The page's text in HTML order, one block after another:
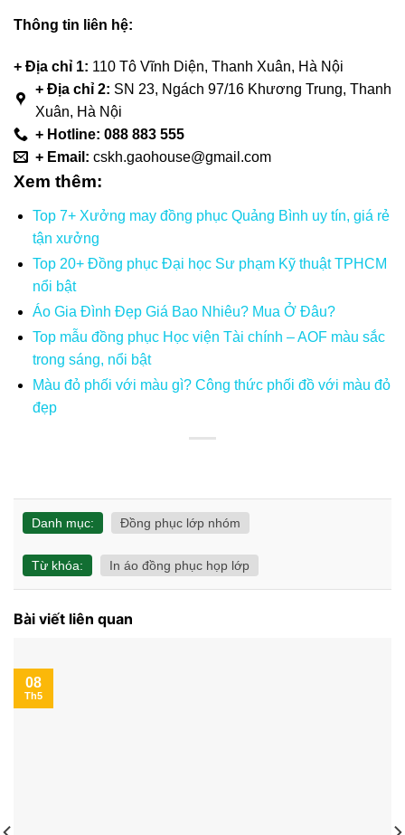
Thông tin liên hệ:
+ Địa chỉ 1: 110 Tô Vĩnh Diện, Thanh Xuân, Hà Nội
+ Địa chỉ 2: SN 23, Ngách 97/16 Khương Trung, Thanh
Xuân, Hà Nội
+ Hotline: 088 883 555
+ Email: cskh.gaohouse@gmail.com
Xem thêm:
Top 7+ Xưởng may đồng phục Quảng Bình uy tín, giá rẻ
tận xưởng
Top 20+ Đồng phục Đại học Sư phạm Kỹ thuật TPHCM
nổi bật
Áo Gia Đình Đẹp Giá Bao Nhiêu? Mua Ở Đâu?
Top mẫu đồng phục Học viện Tài chính – AOF màu sắc
trong sáng, nổi bật
Màu đỏ phối với màu gì? Công thức phối đồ với màu đỏ
đẹp
Danh mục: Đồng phục lớp nhóm
Từ khóa: In áo đồng phục họp lớp
Bài viết liên quan
08
Th5